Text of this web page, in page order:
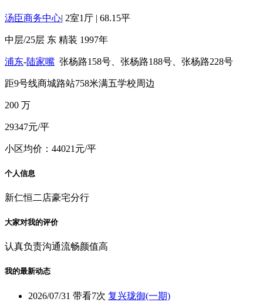
汤臣商务中心| 2室1厅 | 68.15平
中层/25层 东 精装 1997年
浦东-陆家嘴 张杨路158号、张杨路188号、张杨路228号
距9号线商城路站758米满五学校周边
200 万
29347元/平
小区均价：44021元/平
个人信息
新仁恒二店豪宅分行
大家对我的评价
认真负责沟通流畅颜值高
我的最新动态
2026/07/31 带看7次 复兴珑御(一期)